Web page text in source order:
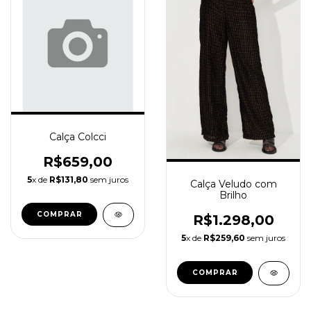
Calça Colcci
R$659,00
5x de R$131,80 sem juros
COMPRAR
Calça Veludo com
Brilho
R$1.298,00
5x de R$259,60 sem juros
COMPRAR